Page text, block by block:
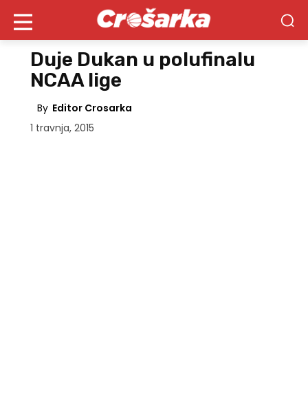
Duje Dukan u polufinalu
NCAA lige
By Editor Crosarka
1 travnja, 2015